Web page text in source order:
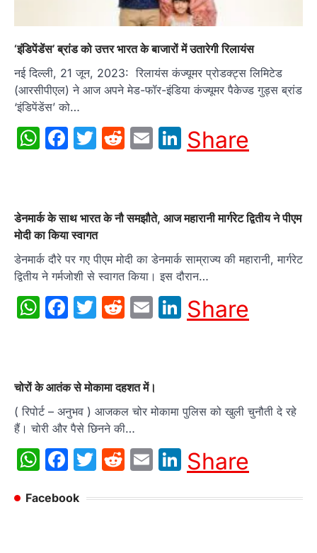
‘इंडिपेंडेंस’ ब्रांड को उत्तर भारत के बाजारों में उतारेगी रिलायंस
नई दिल्ली, 21 जून, 2023: रिलायंस कंज्यूमर प्रोडक्ट्स लिमिटेड
(आरसीपीएल) ने आज अपने मेड-फॉर-इंडिया कंज्यूमर पैकेज्ड गुड्स ब्रांड
‘इंडिपेंडेंस’ को…
WhatsApp
Facebook
Twitter
Reddit
EmailLinkedIn
Share
डेनमार्क के साथ भारत के नौ समझौते, आज महारानी मार्गरेट द्वितीय ने पीएम
मोदी का किया स्वागत
डेनमार्क दौरे पर गए पीएम मोदी का डेनमार्क साम्राज्य की महारानी, ​​मार्गरेट
द्वितीय ने गर्मजोशी से स्वागत किया। इस दौरान…
WhatsApp
Facebook
Twitter
Reddit
EmailLinkedIn
Share
चोरों के आतंक से मोकामा दहशत में।
( रिपोर्ट – अनुभव ) आजकल चोर मोकामा पुलिस को खुली चुनौती दे रहे
हैं। चोरी और पैसे छिनने की…
WhatsApp
Facebook
Twitter
Reddit
EmailLinkedIn
Share
Facebook